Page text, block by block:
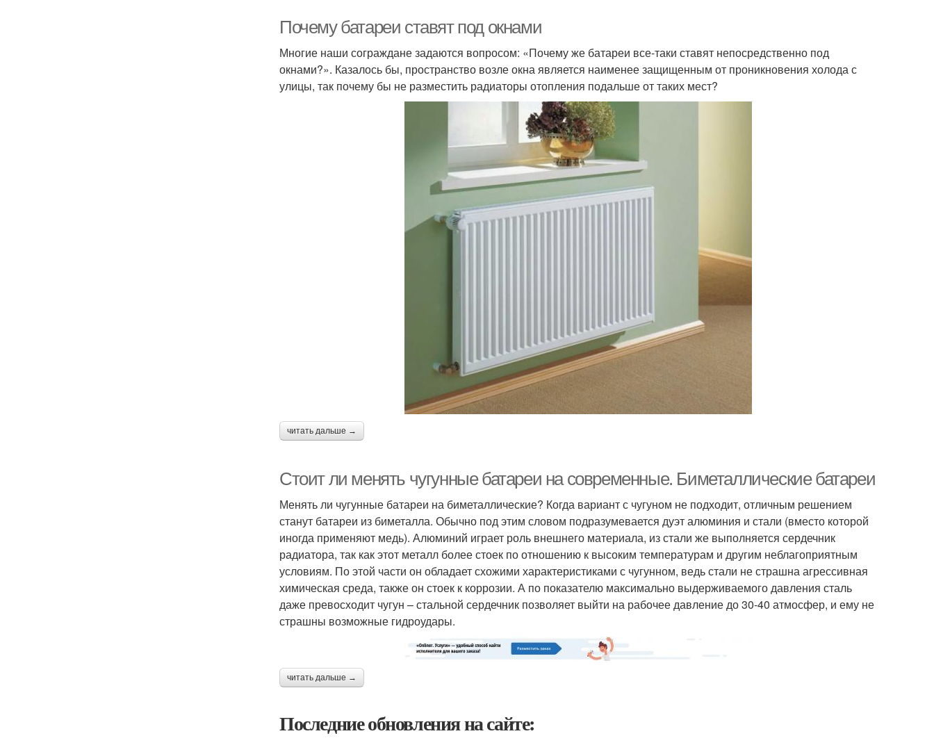
Почему батареи ставят под окнами
Многие наши сограждане задаются вопросом: «Почему же батареи все-таки ставят непосредственно под
окнами?». Казалось бы, пространство возле окна является наименее защищенным от проникновения холода с
улицы, так почему бы не разместить радиаторы отопления подальше от таких мест?
читать дальше →
Стоит ли менять чугунные батареи на современные. Биметаллические батареи
Менять ли чугунные батареи на биметаллические? Когда вариант с чугуном не подходит, отличным решением
станут батареи из биметалла. Обычно под этим словом подразумевается дуэт алюминия и стали (вместо которой
иногда применяют медь). Алюминий играет роль внешнего материала, из стали же выполняется сердечник
радиатора, так как этот металл более стоек по отношению к высоким температурам и другим неблагоприятным
условиям. По этой части он обладает схожими характеристиками с чугунном, ведь стали не страшна агрессивная
химическая среда, также он стоек к коррозии. А по показателю максимально выдерживаемого давления сталь
даже превосходит чугун – стальной сердечник позволяет выйти на рабочее давление до 30-40 атмосфер, и ему не
страшны возможные гидроудары.
читать дальше →
Последние обновления на сайте: